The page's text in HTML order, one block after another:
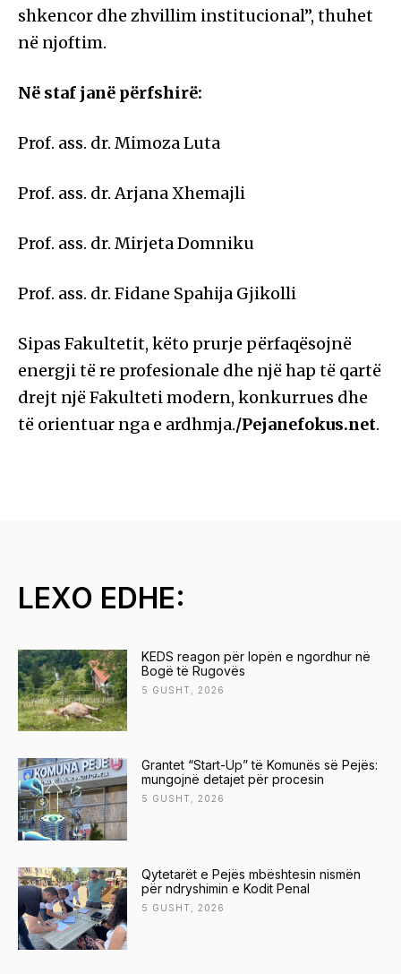
shkencor dhe zhvillim institucional”, thuhet
në njoftim.
Në staf janë përfshirë:
Prof. ass. dr. Mimoza Luta
Prof. ass. dr. Arjana Xhemajli
Prof. ass. dr. Mirjeta Domniku
Prof. ass. dr. Fidane Spahija Gjikolli
Sipas Fakultetit, këto prurje përfaqësojnë
energji të re profesionale dhe një hap të qartë
drejt një Fakulteti modern, konkurrues dhe
të orientuar nga e ardhmja./Pejanefokus.net.
LEXO EDHE:
KEDS reagon për lopën e ngordhur në
Bogë të Rugovës
5 GUSHT, 2026
Grantet “Start-Up” të Komunës së Pejës:
mungojnë detajet për procesin
5 GUSHT, 2026
Qytetarët e Pejës mbështesin nismën
për ndryshimin e Kodit Penal
5 GUSHT, 2026